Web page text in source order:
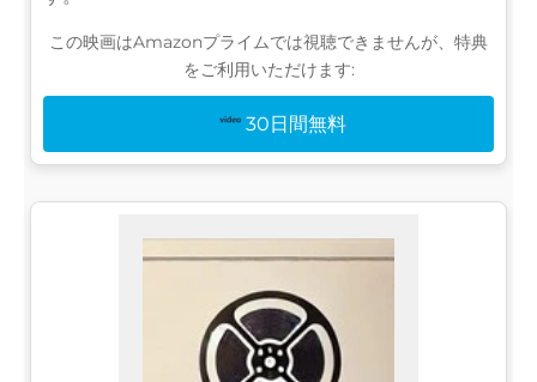
この映画はAmazonプライムでは視聴できませんが、特典
をご利用いただけます:
30日間無料